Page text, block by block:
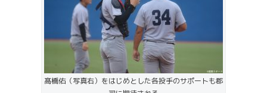
髙橋佑（写真右）をはじめとした各投手のサポートも郡